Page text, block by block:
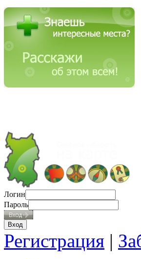
Логин
Пароль
Регистрация |